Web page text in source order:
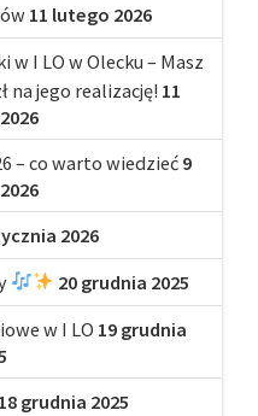
11 lutego 2026
I LO w Olecku – Masz
na jego realizację! 11
– co warto wiedzieć 9
2026
20 grudnia 2025
w I LO 19 grudnia
18 grudnia 2025